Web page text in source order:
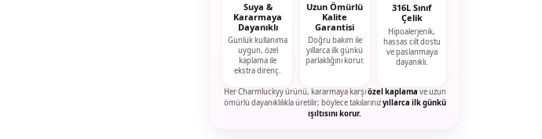
Suya &
Kararmaya
Dayanıklı
Günlük kullanıma
uygun, özel
kaplama ile
ekstra direnç.
Uzun Ömürlü
Kalite
Garantisi
Doğru bakım ile
yıllarca ilk günkü
parlaklığını korur.
316L Sınıf
Çelik
Hipoalerjenik,
hassas cilt dostu
ve paslanmaya
dayanıklı.
Her Charmluckyy ürünü, kararmaya karşıözel kaplama ve uzun
ömürlü dayanıklılıkla üretilir; böylece takılarınızyıllarca ilk günkü
ışıltısını korur.